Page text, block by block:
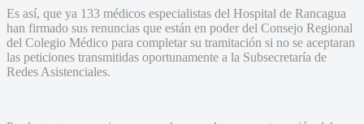
Es así, que ya 133 médicos especialistas del Hospital de Rancagua
han firmado sus renuncias que están en poder del Consejo Regional
del Colegio Médico para completar su tramitación si no se aceptaran
las peticiones transmitidas oportunamente a la Subsecretaría de
Redes Asistenciales.